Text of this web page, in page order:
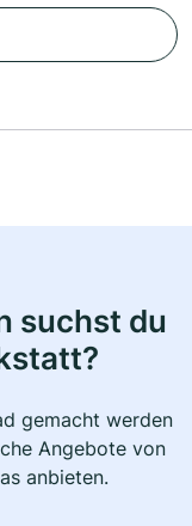
suchst du
gemacht werden
Angebote von
anbieten.